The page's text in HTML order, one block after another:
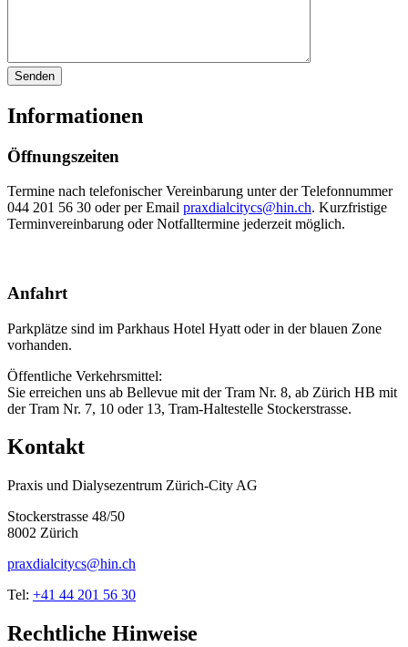
Informationen
Öffnungszeiten
Termine nach telefonischer Vereinbarung unter der Telefonnummer
044 201 56 30 oder per Email praxdialcitycs@hin.ch. Kurzfristige
Terminvereinbarung oder Notfalltermine jederzeit möglich.
Anfahrt
Parkplätze sind im Parkhaus Hotel Hyatt oder in der blauen Zone
vorhanden.
Öffentliche Verkehrsmittel:
Sie erreichen uns ab Bellevue mit der Tram Nr. 8, ab Zürich HB mit
der Tram Nr. 7, 10 oder 13, Tram-Haltestelle Stockerstrasse.
Kontakt
Praxis und Dialysezentrum Zürich-City AG
Stockerstrasse 48/50
8002 Zürich
praxdialcitycs@hin.ch
Tel: +41 44 201 56 30
Rechtliche Hinweise